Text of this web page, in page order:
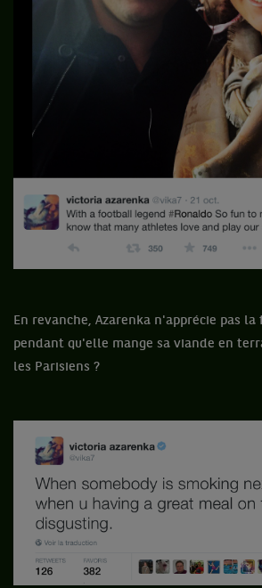
En revanche, Azarenka n'apprécie pas
pendant qu'elle mange sa viande en
les Parisiens ?